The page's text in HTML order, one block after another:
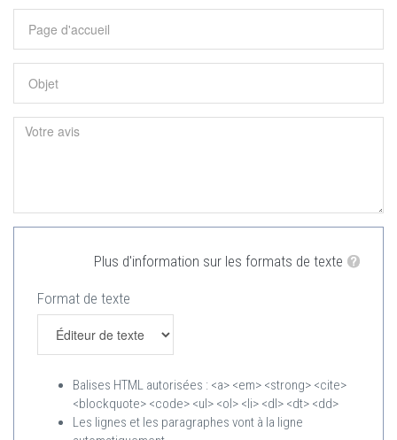
Plus d'information sur les formats de texte
Format de texte
Balises HTML autorisées : <a> <em> <strong> <cite>
<blockquote> <code> <ul> <ol> <li> <dl> <dt> <dd>
Les lignes et les paragraphes vont à la ligne